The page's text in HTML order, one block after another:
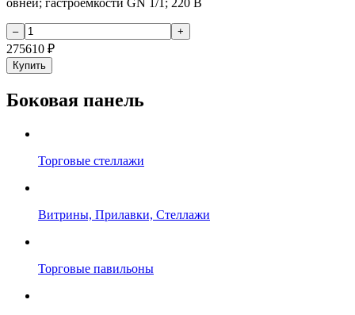
овней; гастроемкости GN 1/1; 220 В
275610 ₽
Купить
Боковая панель
Торговые стеллажи
Витрины, Прилавки, Стеллажи
Торговые павильоны